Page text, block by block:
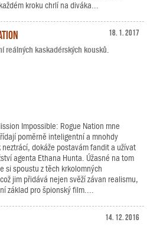
kroku chrlí na diváka...
18. 1. 2017
reálných kaskadérských kousků.
Impossible: Rogue Nation mne
poměrně inteligentní a mnohdy
dokáže postavám fandit a užívat
agenta Ethana Hunta. Úžasné na tom
si spoustu z těch krkolomných
jim přidává nejen svěží závan realismu,
základ pro špionský film....
14. 12. 2016